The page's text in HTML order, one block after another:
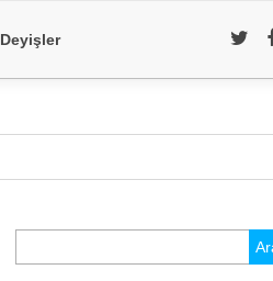
Deyişler